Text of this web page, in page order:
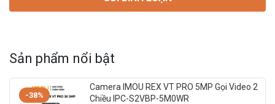
Sản phẩm nổi bật
-38%
Camera IMOU REX VT PRO 5MP Gọi Video 2
Chiều IPC-S2VBP-5M0WR